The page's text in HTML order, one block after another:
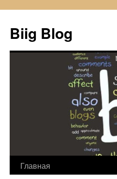
Biig Blog
Перейти
Главная